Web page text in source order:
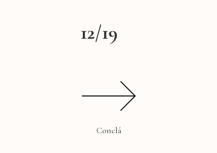
12/19
Conclá